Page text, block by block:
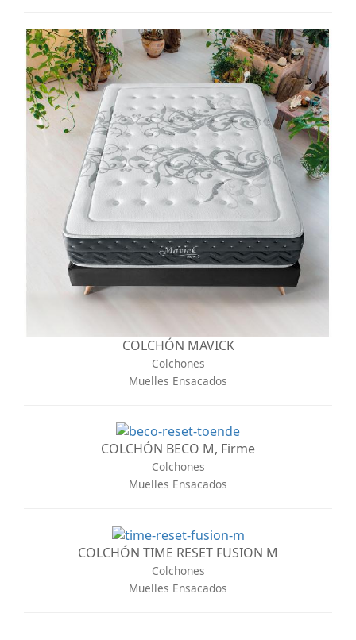
COLCHÓN MAVICK
Colchones
Muelles Ensacados
COLCHÓN BECO M, Firme
Colchones
Muelles Ensacados
COLCHÓN TIME RESET FUSION M
Colchones
Muelles Ensacados